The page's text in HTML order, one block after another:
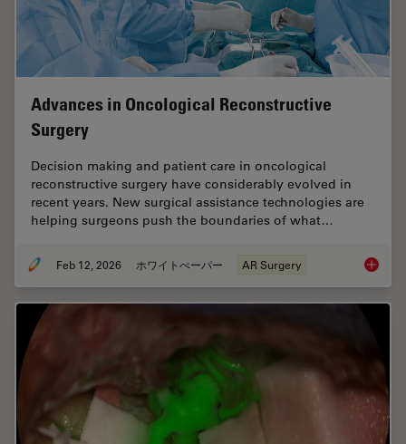
Advances in Oncological Reconstructive
Surgery
Decision making and patient care in oncological
reconstructive surgery have considerably evolved in
recent years. New surgical assistance technologies are
helping surgeons push the boundaries of what…
Feb 12, 2026 ホワイトぺーパー AR Surgery